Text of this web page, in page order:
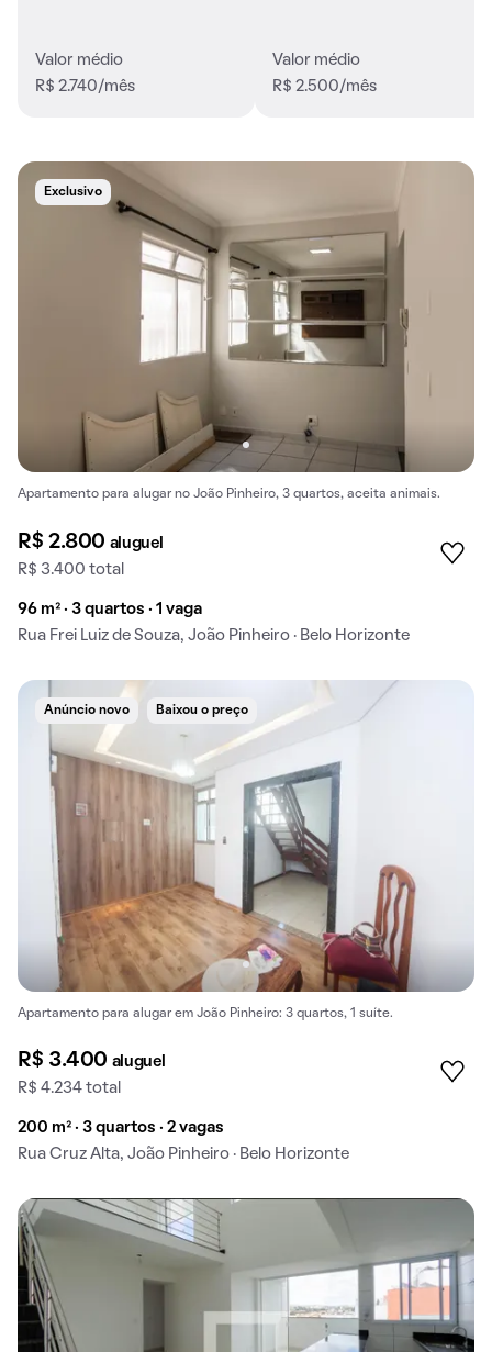
Valor médio
R$ 2.740/mês
Valor médio
R$ 2.500/mês
Exclusivo
Apartamento para alugar no João Pinheiro, 3 quartos, aceita animais.
R$ 2.800 aluguel
R$ 3.400 total
96 m² · 3 quartos · 1 vaga
Rua Frei Luiz de Souza, João Pinheiro · Belo Horizonte
Anúncio novo Baixou o preço
Apartamento para alugar em João Pinheiro: 3 quartos, 1 suíte.
R$ 3.400 aluguel
R$ 4.234 total
200 m² · 3 quartos · 2 vagas
Rua Cruz Alta, João Pinheiro · Belo Horizonte